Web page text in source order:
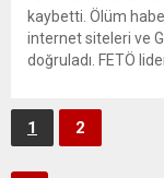
kaybetti. Ölüm
internet siteleri ve
doğruladı. FETÖ
1 2